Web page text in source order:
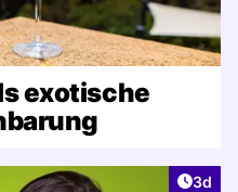
exotische
3d